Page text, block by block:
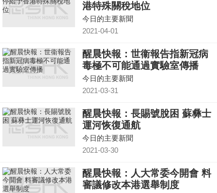
港特殊關稅地位
今日的主要新聞
2021-04-01
醒晨快報：世衞報告指新冠病
毒極不可能通過實驗室傳播
今日的主要新聞
2021-03-31
醒晨快報：長賜號脫困 蘇彝士
運河恢復通航
今日的主要新聞
2021-03-30
醒晨快報：人大常委今開會 料
審議修改本港選舉制度